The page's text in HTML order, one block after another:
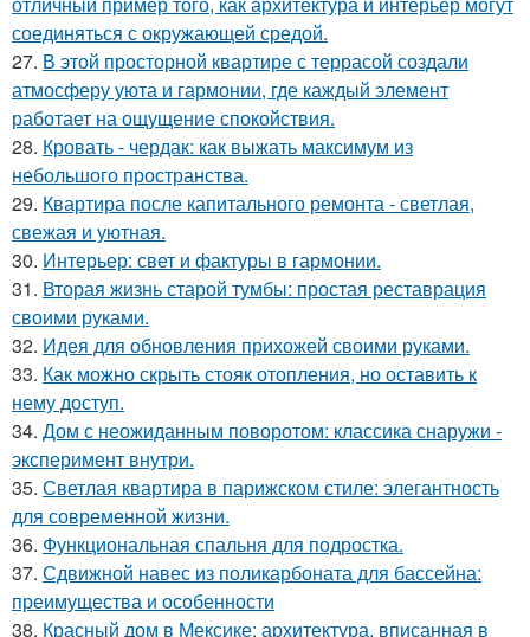
соединяться с окружающей средой.
27. В этой просторной квартире с террасой создали
атмосферу уюта и гармонии, где каждый элемент
работает на ощущение спокойствия.
28. Кровать - чердак: как выжать максимум из
небольшого пространства.
29. Квартира после капитального ремонта - светлая,
свежая и уютная.
30. Интерьер: свет и фактуры в гармонии.
31. Вторая жизнь старой тумбы: простая реставрация
своими руками.
32. Идея для обновления прихожей своими руками.
33. Как можно скрыть стояк отопления, но оставить к
нему доступ.
34. Дом с неожиданным поворотом: классика снаружи -
эксперимент внутри.
35. Светлая квартира в парижском стиле: элегантность
для современной жизни.
36. Функциональная спальня для подростка.
37. Сдвижной навес из поликарбоната для бассейна:
преимущества и особенности
38. Красный дом в Мексике: архитектура, вписанная в